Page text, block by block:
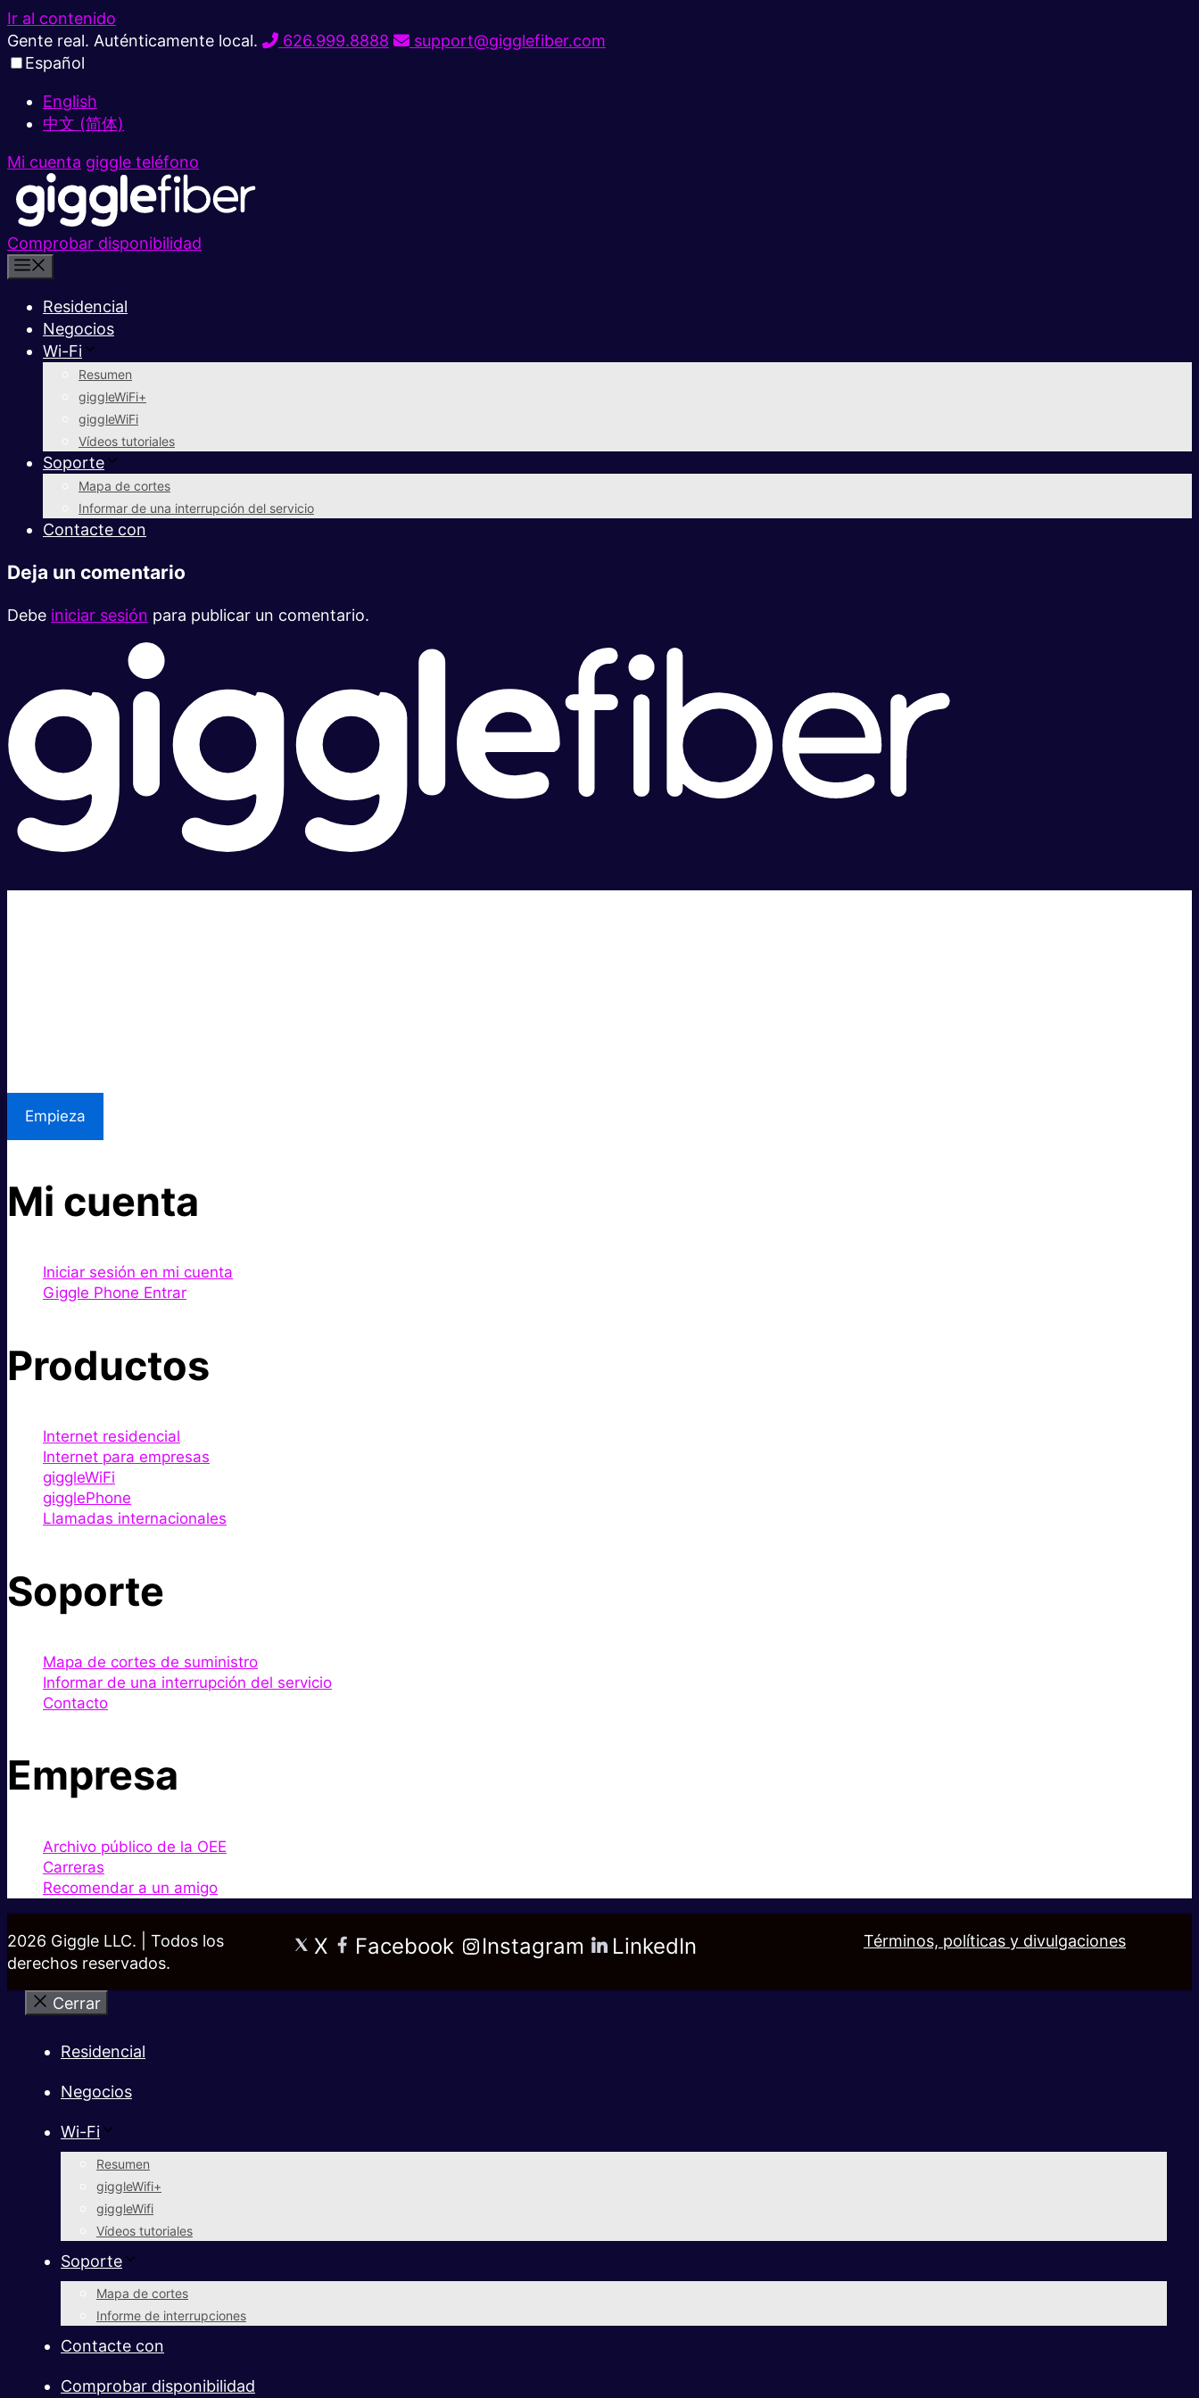
Ir al contenido
Gente real. Auténticamente local.
626.999.8888
support@gigglefiber.com
Español
English
中文 (简体)
Mi cuenta giggle teléfono
Comprobar disponibilidad
Residencial
Negocios
Wi-Fi
Resumen
giggleWiFi+
giggleWiFi
Vídeos tutoriales
Soporte
Mapa de cortes
Informar de una interrupción del servicio
Contacte con
Deja un comentario
Debe iniciar sesión para publicar un comentario.
Empieza
Mi cuenta
Iniciar sesión en mi cuenta
Giggle Phone Entrar
Productos
Internet residencial
Internet para empresas
giggleWiFi
gigglePhone
Llamadas internacionales
Soporte
Mapa de cortes de suministro
Informar de una interrupción del servicio
Contacto
Empresa
Archivo público de la OEE
Carreras
Recomendar a un amigo
2026 Giggle LLC. | Todos los
derechos reservados.
X Facebook Instagram LinkedIn Términos, políticas y divulgaciones
Cerrar
Residencial
Negocios
Wi-Fi
Resumen
giggleWifi+
giggleWifi
Vídeos tutoriales
Soporte
Mapa de cortes
Informe de interrupciones
Contacte con
Comprobar disponibilidad